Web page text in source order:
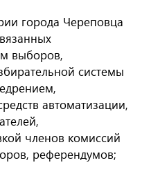
города Череповца
выборов,
системы
автоматизации,
членов комиссий
референдумов;